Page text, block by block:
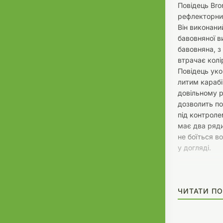
Повідець
Він
бавовняної
бавовняна, з
втрачає
Повідець
литим
довільному
дозволить
під
має два
не боїться
у догляді.
ЧИТАТИ